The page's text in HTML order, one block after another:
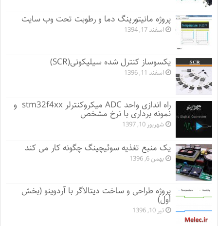
پروژه مانيتورينگ دما و رطوبت تحت وب سایت
اسفند 17, 1394
یکسوساز کنترل شده سیلیکونی(SCR)
اسفند 11, 1396
راه اندازی واحد ADC میکروکنترلر stm32f4xx و
نمونه برداری با نرخ مشخص
شهریور 10, 1397
یک منبع تغذیه سوئیچینگ چگونه کار می کند
بهمن 6, 1396
پروژه طراحی و ساخت دیتالاگر با آردوینو (بخش
اول)
تیر 10, 1396